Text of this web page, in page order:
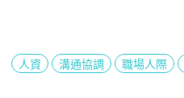
人資 溝通協調 職場人際